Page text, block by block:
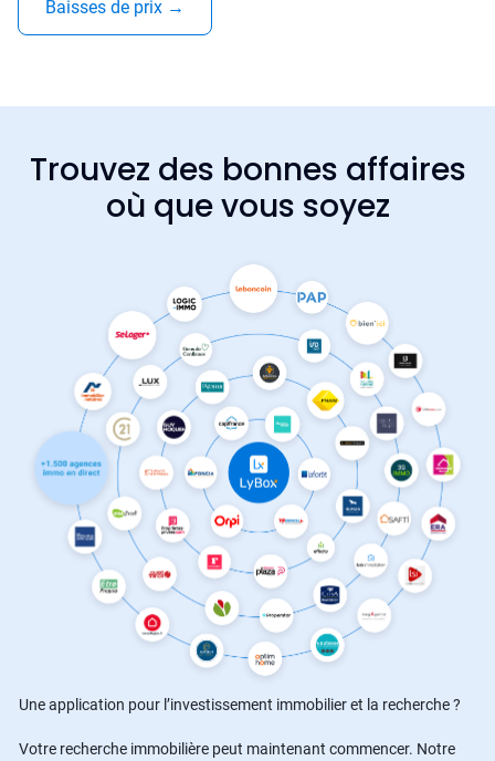
Baisses de prix →
Trouvez des bonnes affaires
où que vous soyez
Une application pour l’investissement immobilier et la recherche ?
Votre recherche immobilière peut maintenant commencer. Notre